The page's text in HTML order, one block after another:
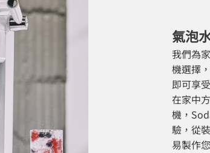
氣泡
我們為
機選擇
即可享
在家中
機，
驗，從
易製作